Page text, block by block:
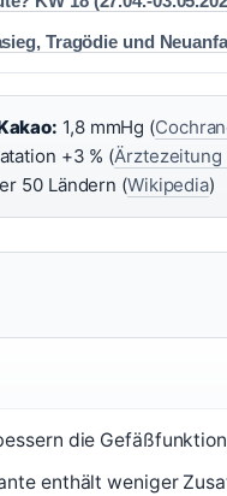
Tragödie und
1,8 mmHg (
+3 % (Ärztezeitung
50 Ländern (Wikipedia)
die
enthält weniger